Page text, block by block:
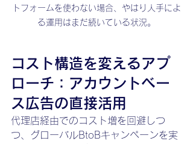
トフォームを使わない場合、やはり人手によ
る運用はまだ続いている状況。
コスト構造を変えるアプ
ローチ：アカウントベー
ス広告の直接活用
代理店経由でのコスト増を回避しつ
つ、グローバルBtoBキャンペーンを実